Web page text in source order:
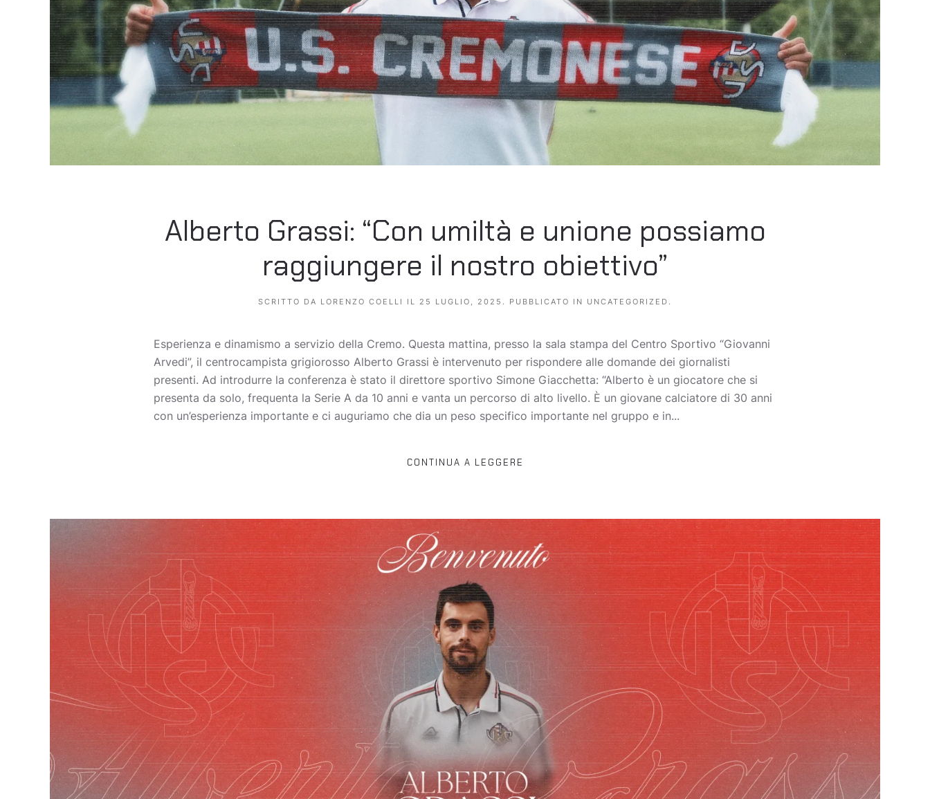
Alberto Grassi: “Con umiltà e unione possiamo
raggiungere il nostro obiettivo”
SCRITTO DA LORENZO COELLI IL 25 LUGLIO, 2025 . PUBBLICATO IN UNCATEGORIZED .
Esperienza e dinamismo a servizio della Cremo. Questa mattina, presso la sala stampa del Centro Sportivo “Giovanni
Arvedi”, il centrocampista grigiorosso Alberto Grassi è intervenuto per rispondere alle domande dei giornalisti
presenti. Ad introdurre la conferenza è stato il direttore sportivo Simone Giacchetta: “Alberto è un giocatore che si
presenta da solo, frequenta la Serie A da 10 anni e vanta un percorso di alto livello. È un giovane calciatore di 30 anni
con un’esperienza importante e ci auguriamo che dia un peso specifico importante nel gruppo e in...
CONTINUA A LEGGERE